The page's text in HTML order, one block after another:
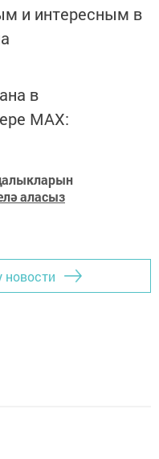
и интересным в
в
MАХ:
аласыз
новости